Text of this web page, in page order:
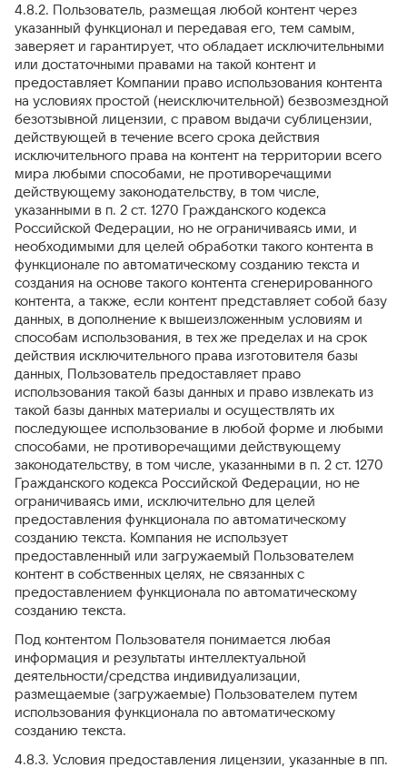
4.8.2. Пользователь, размещая любой контент через
указанный функционал и передавая его, тем самым,
заверяет и гарантирует, что обладает исключительными
или достаточными правами на такой контент и
предоставляет Компании право использования контента
на условиях простой (неисключительной) безвозмездной
безотзывной лицензии, с правом выдачи сублицензии,
действующей в течение всего срока действия
исключительного права на контент на территории всего
мира любыми способами, не противоречащими
действующему законодательству, в том числе,
указанными в п. 2 ст. 1270 Гражданского кодекса
Российской Федерации, но не ограничиваясь ими, и
необходимыми для целей обработки такого контента в
функционале по автоматическому созданию текста и
создания на основе такого контента сгенерированного
контента, а также, если контент представляет собой базу
данных, в дополнение к вышеизложенным условиям и
способам использования, в тех же пределах и на срок
действия исключительного права изготовителя базы
данных, Пользователь предоставляет право
использования такой базы данных и право извлекать из
такой базы данных материалы и осуществлять их
последующее использование в любой форме и любыми
способами, не противоречащими действующему
законодательству, в том числе, указанными в п. 2 ст. 1270
Гражданского кодекса Российской Федерации, но не
ограничиваясь ими, исключительно для целей
предоставления функционала по автоматическому
созданию текста. Компания не использует
предоставленный или загружаемый Пользователем
контент в собственных целях, не связанных с
предоставлением функционала по автоматическому
созданию текста.
Под контентом Пользователя понимается любая
информация и результаты интеллектуальной
деятельности/средства индивидуализации,
размещаемые (загружаемые) Пользователем путем
использования функционала по автоматическому
созданию текста.
4.8.3. Условия предоставления лицензии, указанные в пп.